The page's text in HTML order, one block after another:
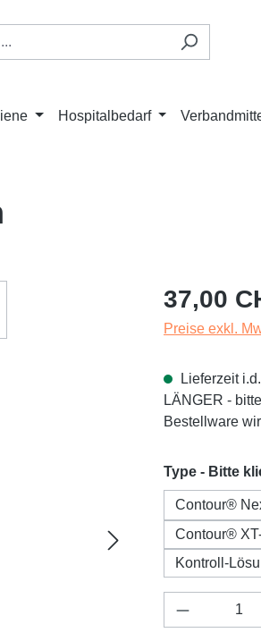
Hospitalbedarf
Regulärer
37,00
Preise exkl.
Lieferzeit
LÄNGER -
Bestellware
Type - Bitte
Contour®
Contour®
Kontroll-
Produkt